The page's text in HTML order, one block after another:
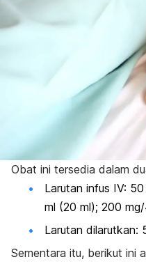
Obat ini tersedia dalam
Larutan infus IV:
ml (20 ml); 200
Larutan dilarutkan:
Sementara itu, berikut ini